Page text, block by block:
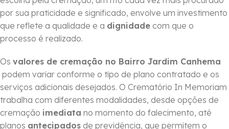
por sua praticidade e significado, envolve um investimento
que reflete a qualidade e a dignidade com que o
processo é realizado.
Os valores de cremação no Bairro Jardim Canhema
podem variar conforme o tipo de plano contratado e os
serviços adicionais desejados. O Crematório In Memoriam
trabalha com diferentes modalidades, desde opções de
cremação imediata no momento do falecimento, até
planos antecipados de previdência, que permitem o